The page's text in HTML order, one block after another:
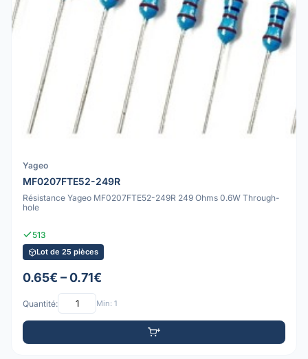
Yageo
MF0207FTE52-249R
Résistance Yageo MF0207FTE52-249R 249 Ohms 0.6W Through-
hole
513
Lot de 25 pièces
0.65€ – 0.71€
Quantité: Min: 1